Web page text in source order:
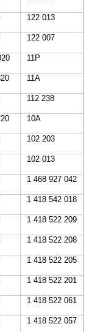
122 013
122 007
11P
11A
112 238
10A
102 203
102 013
1 468 927 042
1 418 542 018
1 418 522 209
1 418 522 208
1 418 522 205
1 418 522 201
1 418 522 061
1 418 522 057